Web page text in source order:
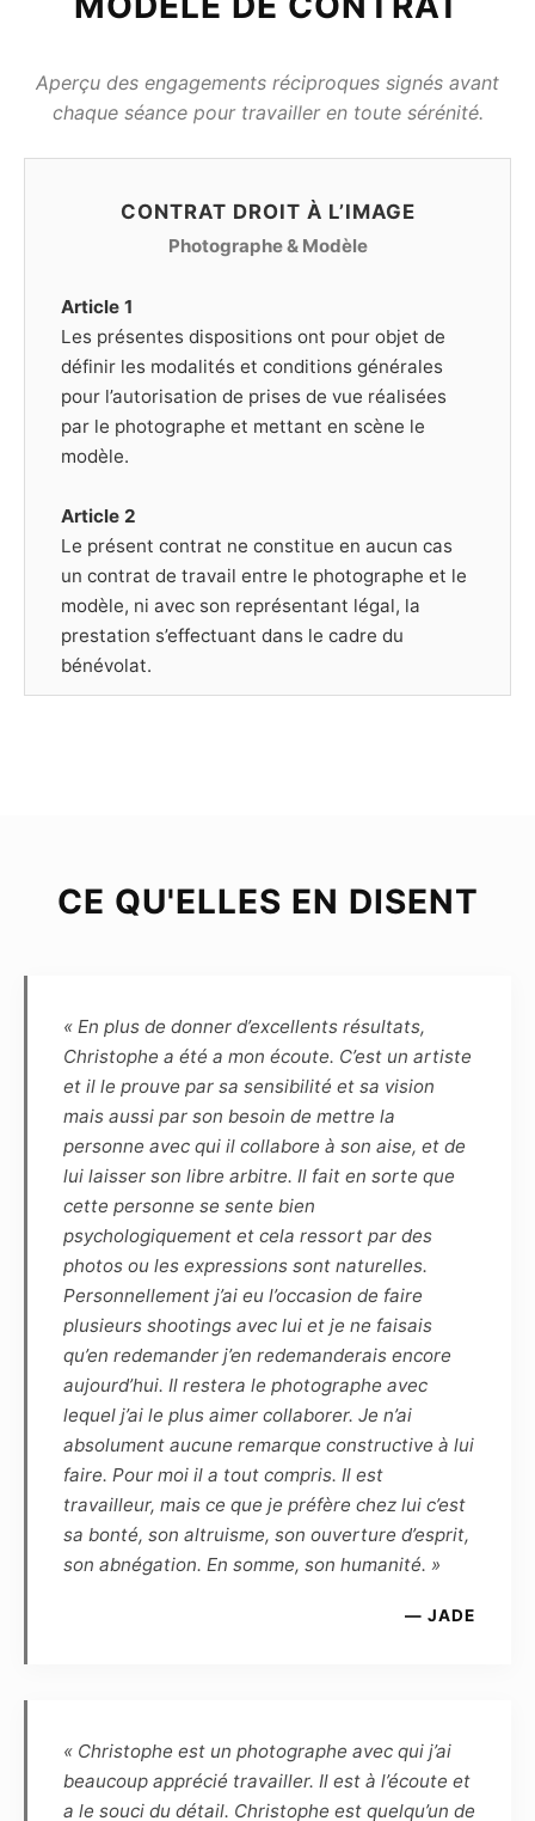
Aperçu des engagements réciproques signés avant
chaque séance pour travailler en toute sérénité.
CONTRAT DROIT À L’IMAGE
Photographe & Modèle
Article 1
Les présentes dispositions ont pour objet de
définir les modalités et conditions générales
pour l’autorisation de prises de vue réalisées
par le photographe et mettant en scène le
modèle.
Article 2
Le présent contrat ne constitue en aucun cas
un contrat de travail entre le photographe et le
modèle, ni avec son représentant légal, la
prestation s’effectuant dans le cadre du
bénévolat.
Chaque séance de prise de vue est soit libre,
contraintes afin que chacun s’y prépare.
Article 4
Le choix des photographies sera fait
uniquement par le photographe, sans
engagement sur le nombre. Pour indication,
pour une séance de 1h30, une dizaine de
photos sont généralement retenues.
Le photographe s’engage à remettre sous 5
semaines, par voie numérique, les
photographies de la séance. La haute définition
(dossier HD) permettra de faire des
impressions non lucratives, sans contrainte de
temps ou de quantité, tandis que la basse
définition, marquée par le photographe, pourra
être diffusée sur Internet dans le cadre du
cercle privé et familial, ou de la promotion
personnelle du modèle, dans un but non
commercial.
prestations est fixée à zéro euro. Cette
rémunération est définitive, et le Modèle
reconnaît être entièrement rempli de son droit
CE QU'ELLES EN DISENT
« En plus de donner d’excellents résultats,
Christophe a été a mon écoute. C’est un artiste
et il le prouve par sa sensibilité et sa vision
mais aussi par son besoin de mettre la
personne avec qui il collabore à son aise, et de
lui laisser son libre arbitre. Il fait en sorte que
cette personne se sente bien
psychologiquement et cela ressort par des
photos ou les expressions sont naturelles.
Personnellement j’ai eu l’occasion de faire
plusieurs shootings avec lui et je ne faisais
qu’en redemander j’en redemanderais encore
aujourd’hui. Il restera le photographe avec
lequel j’ai le plus aimer collaborer. Je n’ai
absolument aucune remarque constructive à lui
faire. Pour moi il a tout compris. Il est
travailleur, mais ce que je préfère chez lui c’est
sa bonté, son altruisme, son ouverture d’esprit,
son abnégation. En somme, son humanité. »
— JADE
« Christophe est un photographe avec qui j’ai
beaucoup apprécié travailler. Il est à l’écoute et
a le souci du détail. Christophe est quelqu’un de